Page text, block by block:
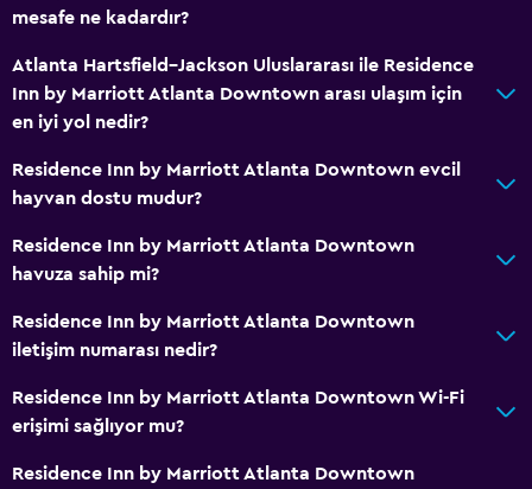
mesafe ne kadardır?
Atlanta Hartsfield–Jackson Uluslararası ile Residence
Inn by Marriott Atlanta Downtown arası ulaşım için
en iyi yol nedir?
Residence Inn by Marriott Atlanta Downtown evcil
hayvan dostu mudur?
Residence Inn by Marriott Atlanta Downtown
havuza sahip mi?
Residence Inn by Marriott Atlanta Downtown
iletişim numarası nedir?
Residence Inn by Marriott Atlanta Downtown Wi-Fi
erişimi sağlıyor mu?
Residence Inn by Marriott Atlanta Downtown